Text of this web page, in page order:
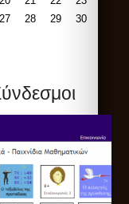
27 28 29
30